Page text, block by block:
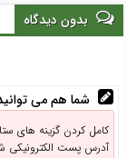
بدون دیدگاه
شما هم می
کامل کردن گزینه های
آدرس پست الکترونیکی